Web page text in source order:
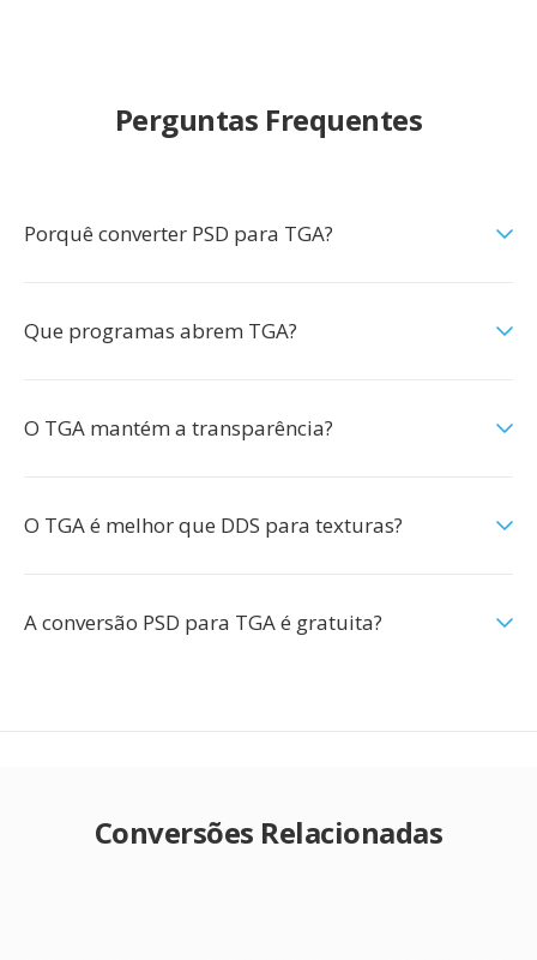
Perguntas Frequentes
Porquê converter PSD para TGA?
Que programas abrem TGA?
O TGA mantém a transparência?
O TGA é melhor que DDS para texturas?
A conversão PSD para TGA é gratuita?
Conversões Relacionadas